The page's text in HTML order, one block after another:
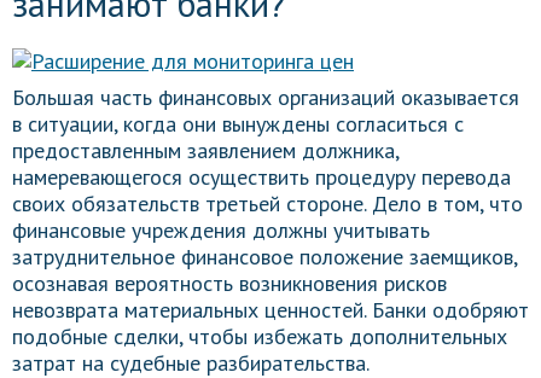
Большая часть финансовых организаций оказывается
в ситуации, когда они вынуждены согласиться с
предоставленным заявлением должника,
намеревающегося осуществить процедуру перевода
своих обязательств третьей стороне. Дело в том, что
финансовые учреждения должны учитывать
затруднительное финансовое положение заемщиков,
осознавая вероятность возникновения рисков
невозврата материальных ценностей. Банки одобряют
подобные сделки, чтобы избежать дополнительных
затрат на судебные разбирательства.